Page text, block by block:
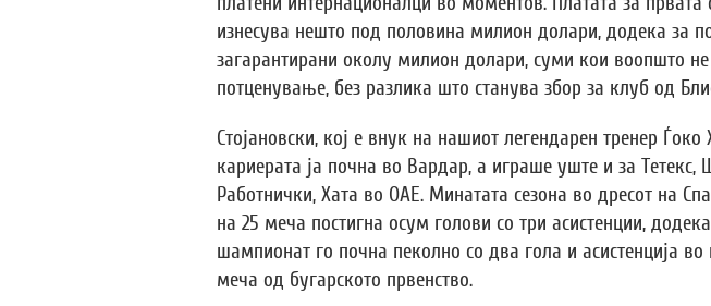
изнесува нешто под половина милион долари, додека за
загарантирани околу милион долари, суми кои воопшто не
потценување, без разлика што станува збор за клуб од
Стојановски, кој е внук на нашиот легендарен тренер Ѓоко
кариерата ја почна во Вардар, а играше уште и за Тетекс,
Работнички, Хата во ОАЕ. Минатата сезона во дресот на
на 25 меча постигна осум голови со три асистенции,
шампионат го почна пеколно со два гола и асистенција во
меча од бугарското првенство.